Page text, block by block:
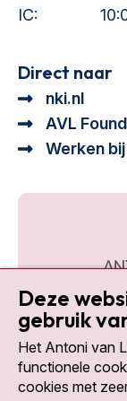
IC:
Direct naar
nki.nl
AVL
Werken
Social
Deze
gebruik
Het Antoni van
functionele
cookies met